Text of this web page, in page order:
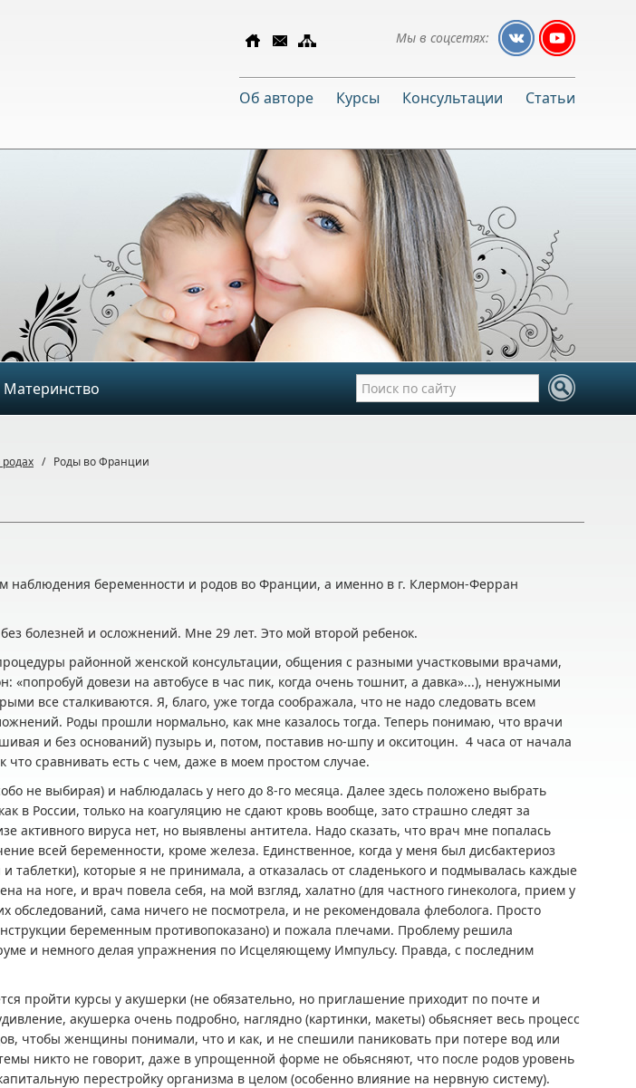
Мы в соцсетях:
Об авторе Курсы Консультации Статьи
Материнство
родах / Роды во Франции
беременности и родов во Франции, а именно в г. Клермон-Ферран
болезней и осложнений. Мне 29 лет. Это мой второй ребенок.
районной женской консультации, общения с разными участковыми врачами,
«попробуй довези на автобусе в час пик, когда очень тошнит, а давка»...), ненужными
все сталкиваются. Я, благо, уже тогда соображала, что не надо следовать всем
Роды прошли нормально, как мне казалось тогда. Теперь понимаю, что врачи
и без оснований) пузырь и, потом, поставив но-шпу и окситоцин. 4 часа от начала
что сравнивать есть с чем, даже в моем простом случае.
не выбирая) и наблюдалась у него до 8-го месяца. Далее здесь положено выбрать
в России, только на коагуляцию не сдают кровь вообще, зато страшно следят за
активного вируса нет, но выявлены антитела. Надо сказать, что врач мне попалась
всей беременности, кроме железа. Единственное, когда у меня был дисбактериоз
таблетки), которые я не принимала, а отказалась от сладенького и подмывалась каждые
на ноге, и врач повела себя, на мой взгляд, халатно (для частного гинеколога, прием у
обследований, сама ничего не посмотрела, и не рекомендовала флеболога. Просто
беременным противопоказано) и пожала плечами. Проблему решила
и немного делая упражнения по Исцеляющему Импульсу. Правда, с последним
пройти курсы у акушерки (не обязательно, но приглашение приходит по почте и
акушерка очень подробно, наглядно (картинки, макеты) обьясняет весь процесс
чтобы женщины понимали, что и как, и не спешили паниковать при потере вод или
никто не говорит, даже в упрощенной форме не обьясняют, что после родов уровень
перестройку организма в целом (особенно влияние на нервную систему).